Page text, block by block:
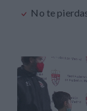
No te